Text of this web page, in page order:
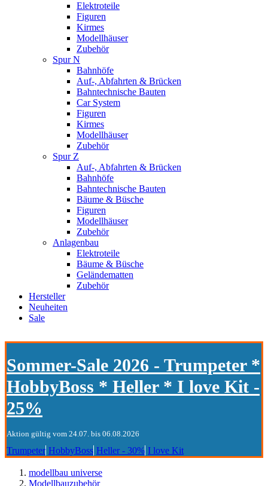
Elektroteile
Figuren
Kirmes
Modellhäuser
Zubehör
Spur N
Bahnhöfe
Auf-, Abfahrten & Brücken
Bahntechnische Bauten
Car System
Figuren
Kirmes
Modellhäuser
Zubehör
Spur Z
Auf-, Abfahrten & Brücken
Bahnhöfe
Bahntechnische Bauten
Bäume & Büsche
Figuren
Modellhäuser
Zubehör
Anlagenbau
Elektroteile
Bäume & Büsche
Geländematten
Zubehör
Hersteller
Neuheiten
Sale
Sommer-Sale 2026 - Trumpeter *
HobbyBoss * Heller * I love Kit -
25%
Aktion gültig vom 24.07. bis 06.08.2026
Trumpeter HobbyBoss Heller - 30% I love Kit
modellbau universe
Modellbauzubehör